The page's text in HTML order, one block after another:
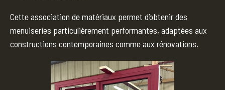
Cette association de matériaux permet d’obtenir des
menuiseries particulièrement performantes, adaptées aux
constructions contemporaines comme aux rénovations.